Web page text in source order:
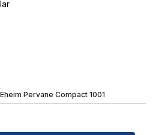
Eheim Pervane Compact 1001